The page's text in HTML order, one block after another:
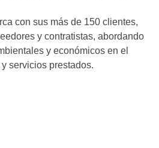
con sus más de 150 clientes,
y contratistas, abordando
y económicos en el
servicios prestados.